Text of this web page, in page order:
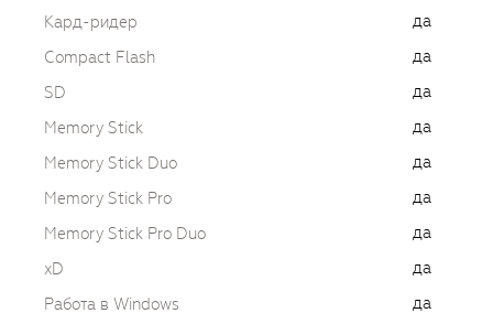
Кард-ридер
да
Compact Flash
да
SD
да
Memory Stick
да
Memory Stick Duo
да
Memory Stick Pro
да
Memory Stick Pro Duo
да
xD
да
Работа в Windows
да